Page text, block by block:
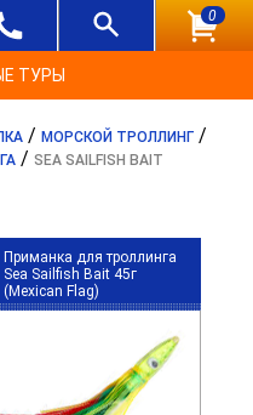
0
ТУРЫ
/ МОРСКОЙ ТРОЛЛИНГ /
/ SEA SAILFISH BAIT
Приманка для троллинга
Sea Sailfish Bait 45г
(Mexican Flag)